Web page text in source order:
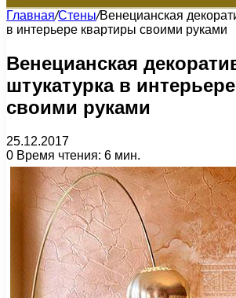
Главная/Стены/Венецианская
в интерьере квартиры своими руками
Венецианская
штукатурка в
своими руками
25.12.2017
0 Время чтения: 6 мин.